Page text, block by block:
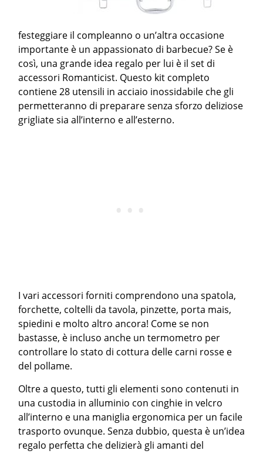
festeggiare il compleanno o un’altra occasione
importante è un appassionato di barbecue? Se è
così, una grande idea regalo per lui è il set di
accessori Romanticist. Questo kit completo
contiene 28 utensili in acciaio inossidabile che gli
permetteranno di preparare senza sforzo deliziose
grigliate sia all’interno e all’esterno.
I vari accessori forniti comprendono una spatola,
forchette, coltelli da tavola, pinzette, porta mais,
spiedini e molto altro ancora! Come se non
bastasse, è incluso anche un termometro per
controllare lo stato di cottura delle carni rosse e
del pollame.
Oltre a questo, tutti gli elementi sono contenuti in
una custodia in alluminio con cinghie in velcro
all’interno e una maniglia ergonomica per un facile
trasporto ovunque. Senza dubbio, questa è un’idea
regalo perfetta che delizierà gli amanti del